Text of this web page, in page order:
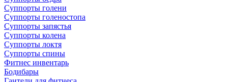
Суппорты голени
Суппорты голеностопа
Суппорты запястья
Суппорты колена
Суппорты локтя
Суппорты спины
Фитнес инвентарь
Бодибары